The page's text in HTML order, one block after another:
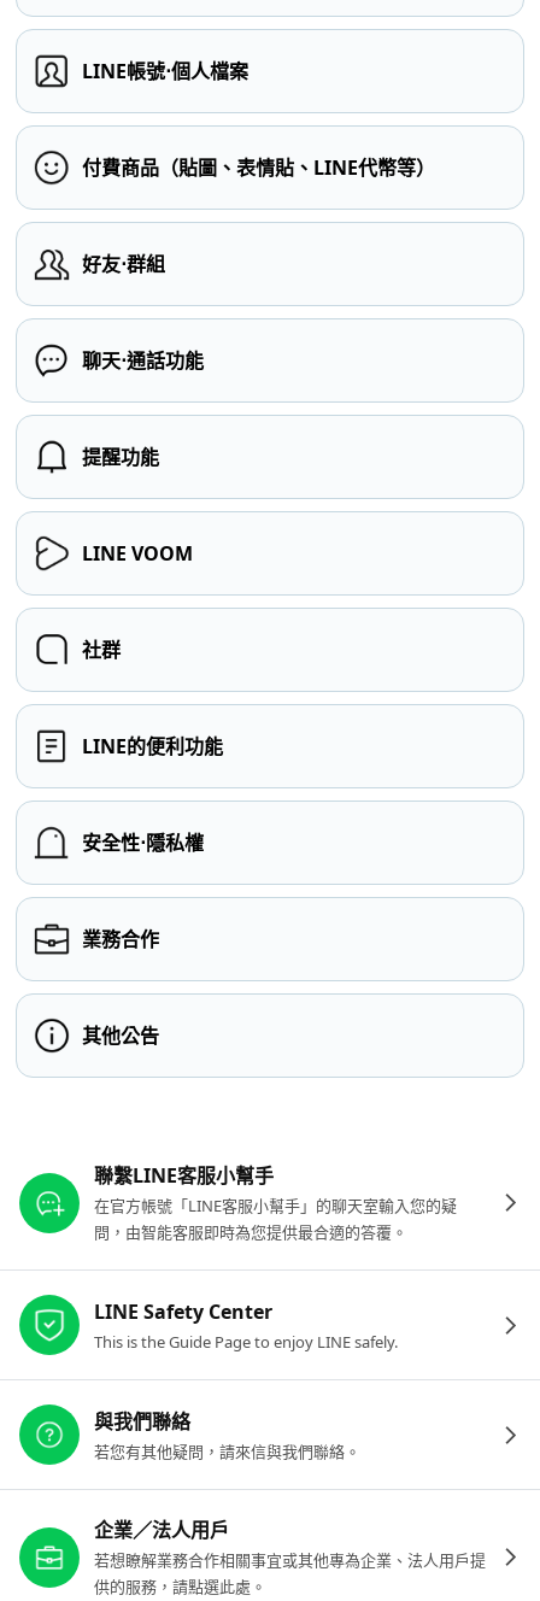
LINE帳號⋅個人檔案
付費商品（貼圖、表情貼、LINE代幣等）
好友⋅群組
聊天⋅通話功能
提醒功能
LINE VOOM
社群
LINE的便利功能
安全性⋅隱私權
業務合作
其他公告
聯繫LINE客服小幫手
在官方帳號「LINE客服小幫手」的聊天室輸入您的疑
問，由智能客服即時為您提供最合適的答覆。
LINE Safety Center
This is the Guide Page to enjoy LINE safely.
與我們聯絡
若您有其他疑問，請來信與我們聯絡。
企業／法人用戶
若想瞭解業務合作相關事宜或其他專為企業、法人用戶提
供的服務，請點選此處。